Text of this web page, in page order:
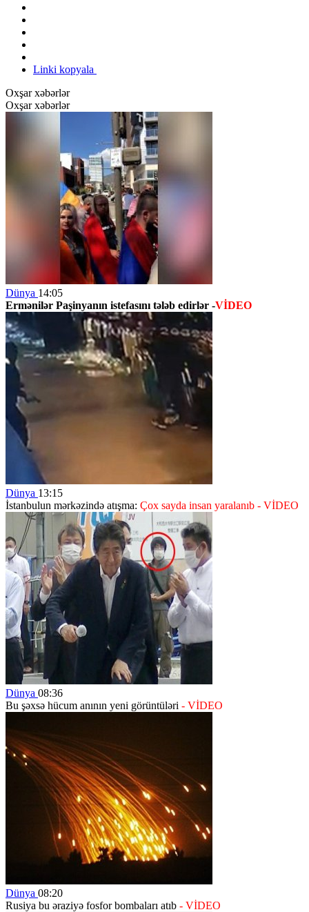
Linki kopyala
Oxşar xəbərlər
Oxşar xəbərlər
Dünya 14:05
Ermənilər Paşinyanın istefasını tələb edirlər -VİDEO
Dünya 13:15
İstanbulun mərkəzində atışma: Çox sayda insan yaralanıb - VİDEO
Dünya 08:36
Bu şəxsə hücum anının yeni görüntüləri - VİDEO
Dünya 08:20
Rusiya bu əraziyə fosfor bombaları atıb - VİDEO